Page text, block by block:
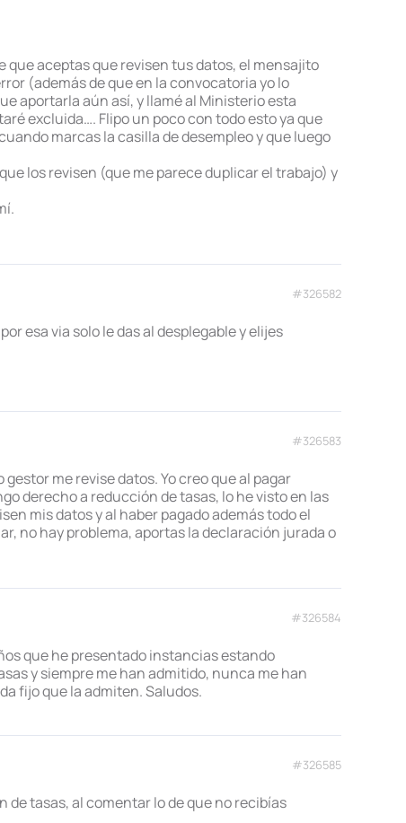
que aceptas que revisen tus datos, el mensajito
(además de que en la convocatoria yo lo
aportarla aún así, y llamé al Ministerio esta
excluida…. Flipo un poco con todo esto ya que
marcas la casilla de desempleo y que luego
los revisen (que me parece duplicar el trabajo) y
#326582
esa via solo le das al desplegable y elijes
#326583
me revise datos. Yo creo que al pagar
derecho a reducción de tasas, lo he visto en las
mis datos y al haber pagado además todo el
no hay problema, aportas la declaración jurada o
#326584
que he presentado instancias estando
y siempre me han admitido, nunca me han
fijo que la admiten. Saludos.
#326585
de tasas, al comentar lo de que no recibías